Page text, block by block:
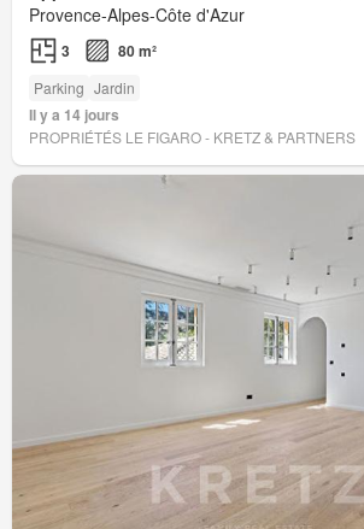
Provence-Alpes-Côte d'Azur
3 80 m²
Parking Jardin
Il y a 14 jours
PROPRIÉTÉS LE FIGARO - KRETZ & PARTNERS